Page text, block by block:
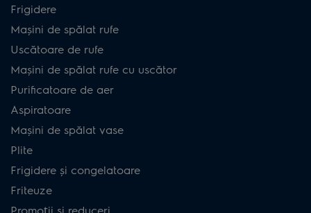
Frigidere
Mașini de spălat rufe
Uscătoare de rufe
Mașini de spălat rufe cu uscător
Purificatoare de aer
Aspiratoare
Mașini de spălat vase
Plite
Frigidere și congelatoare
Friteuze
Promoții și reduceri